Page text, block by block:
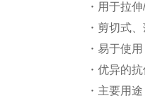
・用于拉
・剪切式
・易于使
・优异的
・主要用